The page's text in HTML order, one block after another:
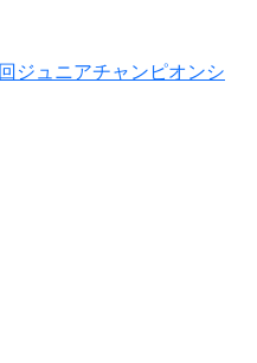
ジュニアチャンピオンシ